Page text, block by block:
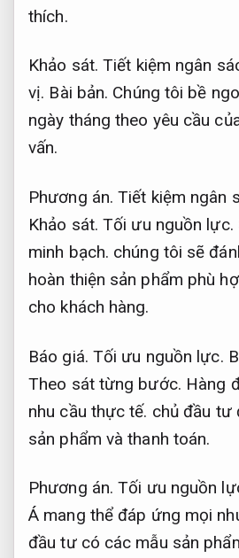
thích.
Khảo sát. Tiết kiệm ngân
vị. Bài bản. Chúng tôi bề
ngày tháng theo yêu cầu
vấn.
Phương án. Tiết kiệm ngân
Khảo sát. Tối ưu nguồn lực.
minh bạch. chúng tôi sẽ
hoàn thiện sản phẩm phù
cho khách hàng.
Báo giá. Tối ưu nguồn lực.
Theo sát từng bước. Hàng
nhu cầu thực tế. chủ đầu tư
sản phẩm và thanh toán.
Phương án. Tối ưu nguồn
Á mang thể đáp ứng mọi
đầu tư có các mẫu sản